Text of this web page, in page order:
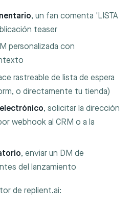
, un fan comenta 'LISTA
teaser
personalizada con
rastreable de lista de espera
o directamente tu tienda)
, solicitar la dirección
webhook al CRM o a la
, enviar un DM de
del lanzamiento
de replient.ai: